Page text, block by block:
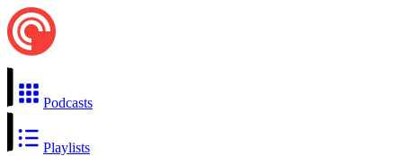
Podcasts
Playlists